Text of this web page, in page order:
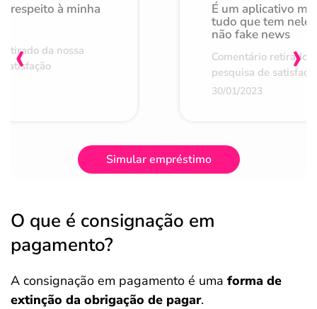
respeito à minha
da nossa
É um aplicativo
tudo que tem nele
não fake news
Comentário retirado
pesquisa de
30/01/2023
‹ ›
Simular empréstimo
O que é consignação em
pagamento?
A consignação em pagamento é uma forma de
extinção da obrigação de pagar.